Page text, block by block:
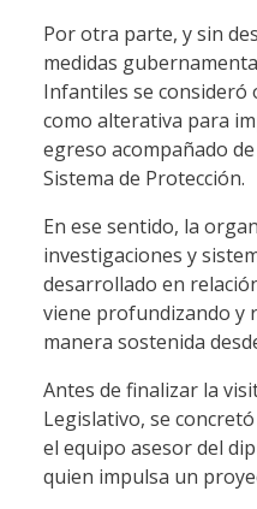
Por otra parte, y sin
medidas
Infantiles se consideró
como alterativa para
egreso acompañado
Sistema de Protección.
En ese sentido, la
investigaciones y
desarrollado en
viene profundizando y
manera sostenida
Antes de finalizar la
Legislativo, se
el equipo asesor del
quien impulsa un